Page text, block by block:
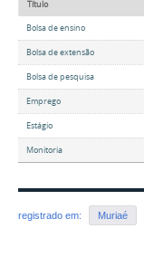
Título
Bolsa de ensino
Bolsa de extensão
Bolsa de pesquisa
Emprego
Estágio
Monitoria
registrado em: Muriaé